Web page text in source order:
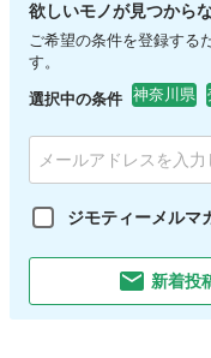
欲しいモノが見つから
ご希望の条件を登録する
す。
選択中の条件 神奈川県
ジモティーメルマ
新着投